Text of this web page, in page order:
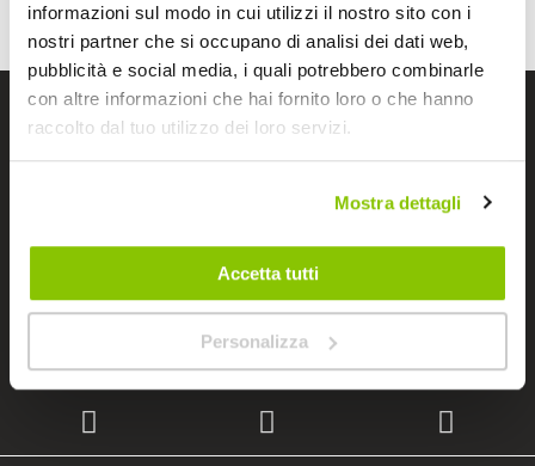
informazioni sul modo in cui utilizzi il nostro sito con i
nostri partner che si occupano di analisi dei dati web,
pubblicità e social media, i quali potrebbero combinarle
con altre informazioni che hai fornito loro o che hanno
raccolto dal tuo utilizzo dei loro servizi.
Mostra dettagli
Accetta tutti
Personalizza
I negozi Bep's